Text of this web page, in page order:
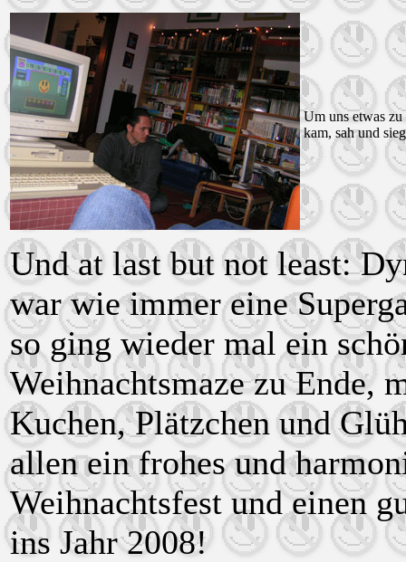
Um uns etwas
kam, sah und
Und at last but not least:
war wie immer eine
so ging wieder mal ein
Weihnachtsmaze zu Ende,
Kuchen, Plätzchen und
allen ein frohes und
Weihnachtsfest und einen
ins Jahr 2008!